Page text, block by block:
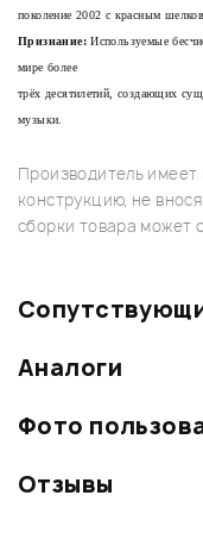
поколение 2002 с красным
Признание:Используемые
мире более
трёх десятилетий, создающих
музыки.
Производитель
конструкцию, не
сборки товара может
Аналоги
Фото
Загрузите свои
Отзывы